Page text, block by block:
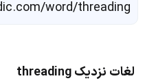
word/threading
لغات نزدیک threading